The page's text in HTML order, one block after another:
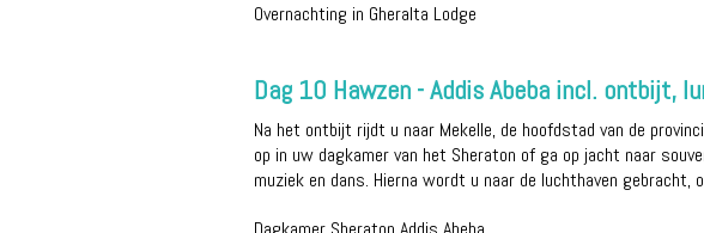
Overnachting in Gheralta Lodge
Dag 10 Hawzen - Addis Abeba incl. ontbijt,
Na het ontbijt rijdt u naar Mekelle, de hoofdstad van de
op in uw dagkamer van het Sheraton of ga op jacht naar
muziek en dans. Hierna wordt u naar de luchthaven gebracht,